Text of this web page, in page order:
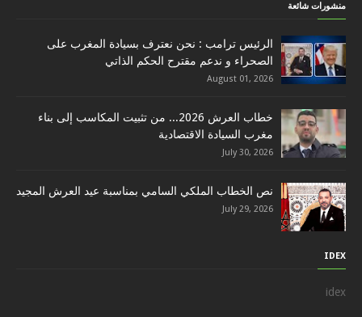
منشورات شائعة
الرئيس ترامب : نحن نعترف بسيادة المغرب على
الصحراء و ندعم مقترح الحكم الذاتي
August 01, 2026
خطاب العرش 2026... من تثبيت المكاسب إلى بناء
مغرب السيادة الاقتصادية
July 30, 2026
نص الخطاب الملكي السامي بمناسبة عيد العرش المجيد
July 29, 2026
IDEX
idex